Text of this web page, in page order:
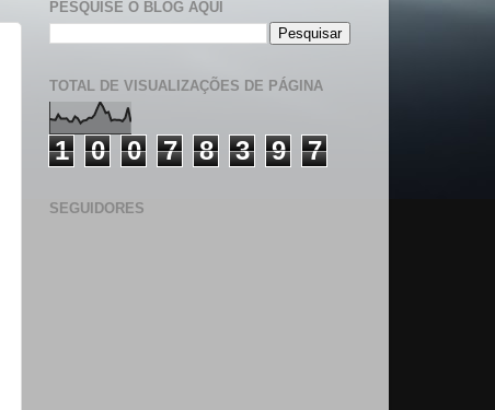
PESQUISE O BLOG AQUI
TOTAL DE VISUALIZAÇÕES DE PÁGINA
1 0 0 7 8 3 9 7
SEGUIDORES